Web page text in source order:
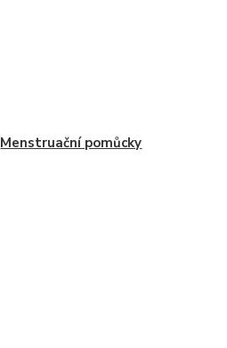
Menstruační pomůcky